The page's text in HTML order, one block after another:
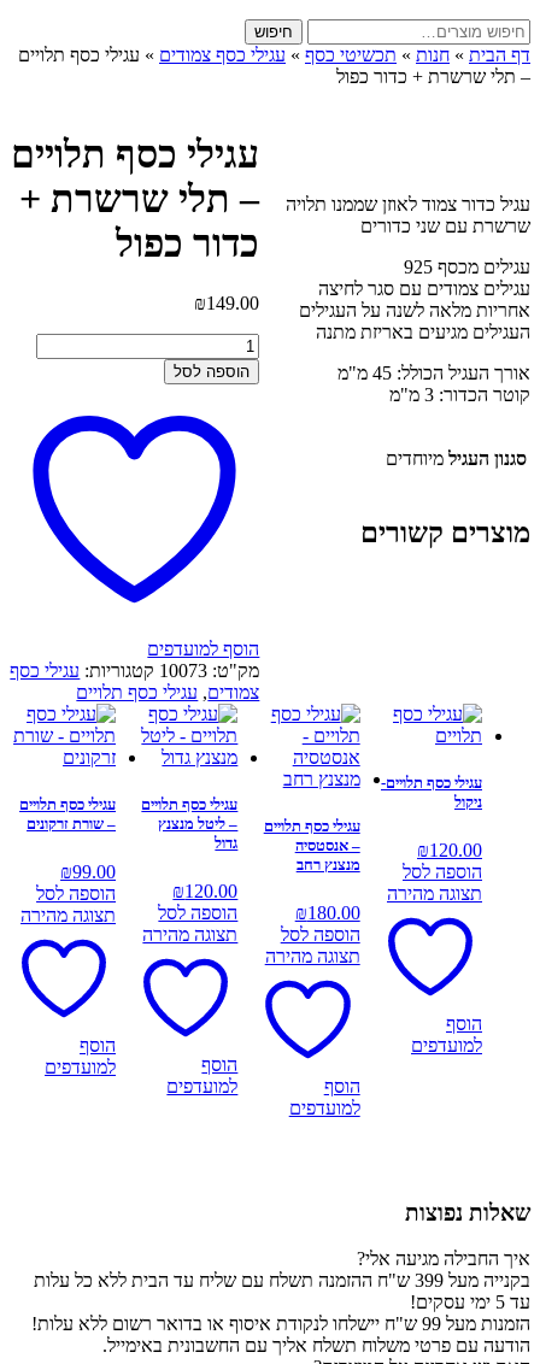
חיפוש
עבור:
חיפוש
דף הבית » חנות » תכשיטי כסף » עגילי כסף צמודים » עגילי כסף תלויים
– תלי שרשרת + כדור כפול
עגילי כסף תלויים
– תלי שרשרת +
כדור כפול
₪149.00
כמות
של
עגילי
תלויים
תלי
שרשרת
הוספה לסל
הוסף למועדפים
מק"ט: 10073 קטגוריות: עגילי כסף
צמודים, עגילי כסף תלויים
עגיל כדור צמוד לאוזן שממנו תלויה
שרשרת עם שני כדורים
עגילים מכסף 925
עגילים צמודים עם סגר לחיצה
אחריות מלאה לשנה על העגילים
העגילים מגיעים באריזת מתנה
אורך העגיל הכולל: 45 מ"מ
קוטר הכדור: 3 מ"מ
סגנון העגיל מיוחדים
מוצרים קשורים
עגילי כסף תלויים-
ניקול
₪120.00
הוספה לסל
תצוגה מהירה
הוסף
למועדפים
עגילי כסף תלויים
– אנסטסיה
מנצנץ רחב
₪180.00
הוספה לסל
תצוגה מהירה
הוסף
למועדפים
עגילי כסף תלויים
– ליטל מנצנץ
גדול
₪120.00
הוספה לסל
תצוגה מהירה
הוסף
למועדפים
עגילי כסף תלויים
– שורת זרקונים
₪99.00
הוספה לסל
תצוגה מהירה
הוסף
למועדפים
שאלות נפוצות
איך החבילה מגיעה אלי?
בקנייה מעל 399 ש"ח ההזמנה תשלח עם שליח עד הבית ללא כל עלות
עד 5 ימי עסקים!
הזמנות מעל 99 ש"ח יישלחו לנקודת איסוף או בדואר רשום ללא עלות!
הודעה עם פרטי משלוח תשלח אליך עם החשבונית באימייל.